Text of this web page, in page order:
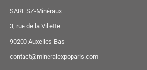
SARL SZ-Minéraux
3, rue de la Villette
90200 Auxelles-Bas
contact@mineralexpoparis.com